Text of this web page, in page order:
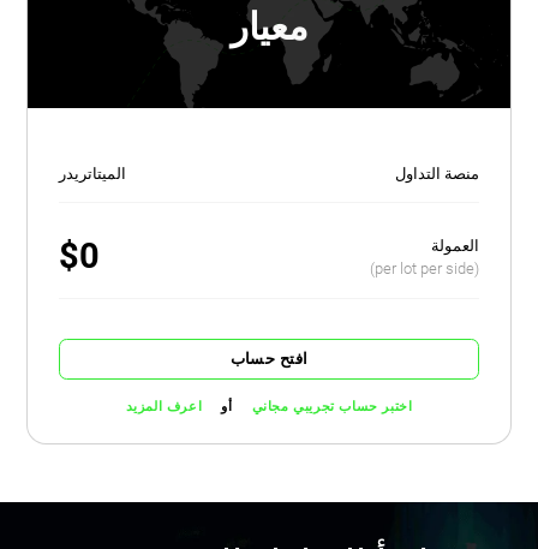
معيار
منصة التداول الميتاتريدر
العمولة
(per lot per side)
$0
افتح حساب
اختبر حساب تجريبي مجاني أو اعرف المزيد